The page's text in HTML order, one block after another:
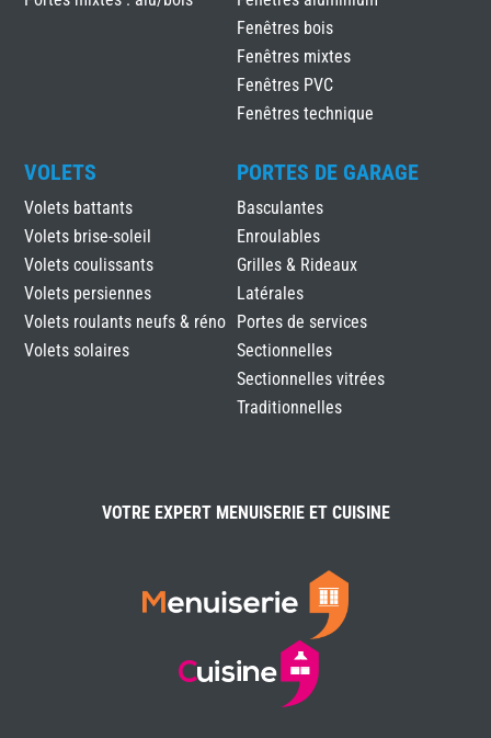
Fenêtres bois
Fenêtres mixtes
Fenêtres PVC
Fenêtres technique
VOLETS
Volets battants
Volets brise-soleil
Volets coulissants
Volets persiennes
Volets roulants neufs & réno
Volets solaires
PORTES DE GARAGE
Basculantes
Enroulables
Grilles & Rideaux
Latérales
Portes de services
Sectionnelles
Sectionnelles vitrées
Traditionnelles
VOTRE EXPERT MENUISERIE ET CUISINE